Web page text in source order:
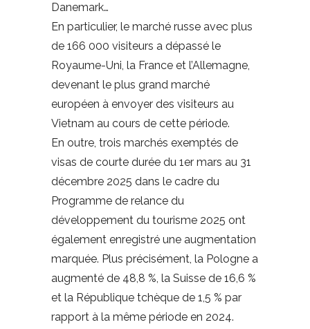
Danemark…
En particulier, le marché russe avec plus
de 166 000 visiteurs a dépassé le
Royaume-Uni, la France et l’Allemagne,
devenant le plus grand marché
européen à envoyer des visiteurs au
Vietnam au cours de cette période.
En outre, trois marchés exemptés de
visas de courte durée du 1er mars au 31
décembre 2025 dans le cadre du
Programme de relance du
développement du tourisme 2025 ont
également enregistré une augmentation
marquée. Plus précisément, la Pologne a
augmenté de 48,8 %, la Suisse de 16,6 %
et la République tchèque de 1,5 % par
rapport à la même période en 2024.